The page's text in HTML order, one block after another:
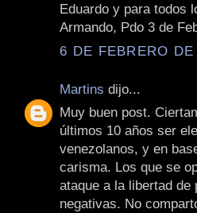
Eduardo y para todos
Armando, Pdo 3 de
6 DE FEBRERO
Martins dijo...
Muy buen post.
últimos 10 años ser
venezolanos, y en
carisma. Los que se
ataque a la libertad
negativas. No